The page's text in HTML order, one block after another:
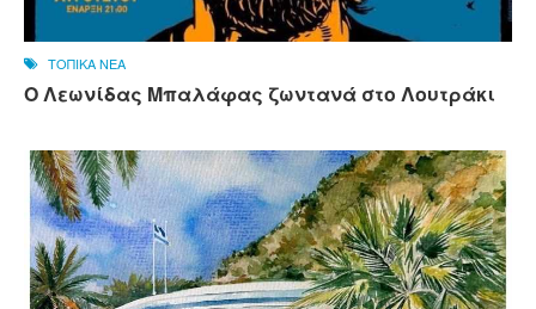
ΤΟΠΙΚΑ ΝΕΑ
Ο Λεωνίδας Μπαλάφας ζωντανά στο Λουτράκι